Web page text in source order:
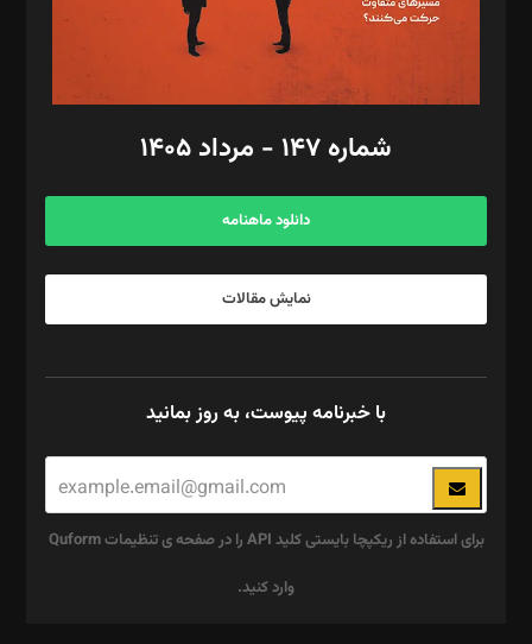
گرافیک و صفحه‌آرایی: سید‌سبحان‌علی ثابت
مد‌یر توسعه تجاری: کامبیز برید‌
امور مالی: شاپور رهبری، محمد‌ کاظمی‌نیا
آگهی و مشترکین: ۰۹۱۹۹۹۹۰۴۵۴
شماره ۱۴۷ - مرداد ۱۴۰۵
دانلود ماهنامه
نمایش مقالات
با خبرنامه پیوست، به روز بمانید
برای استفاده از ریکپچا بایستی کلید API را در صفحه ی تنظیمات Quform
وارد کنید.